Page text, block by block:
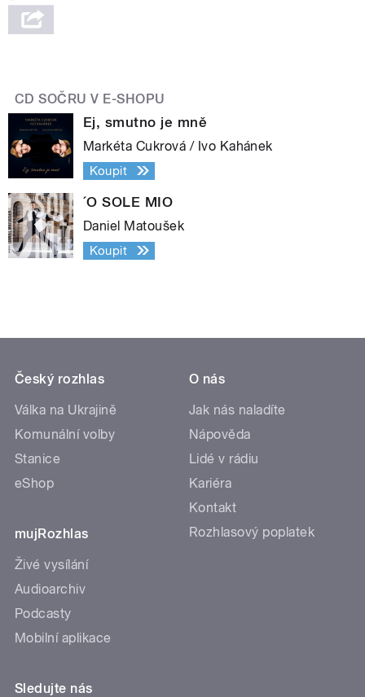
CD SOČRU V E-SHOPU
Ej, smutno je mně
Markéta Cukrová / Ivo Kahánek
Koupit
´O SOLE MIO
Daniel Matoušek
Koupit
Český rozhlas
Válka na Ukrajině
Komunální volby
Stanice
eShop
mujRozhlas
Živé vysílání
Audioarchiv
Podcasty
Mobilní aplikace
O nás
Jak nás naladíte
Nápověda
Lidé v rádiu
Kariéra
Kontakt
Rozhlasový poplatek
Sledujte nás